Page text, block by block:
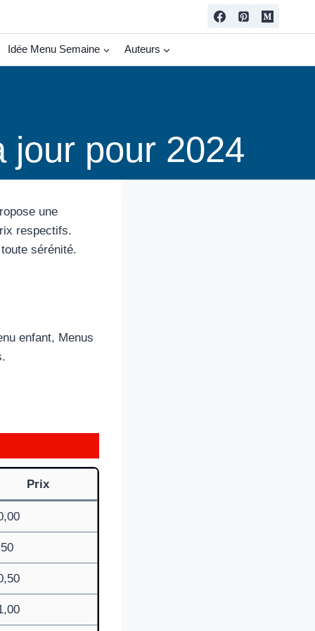
Idée Menu Semaine Auteurs
jour pour 2024
une
respectifs.
sérénité.
enfant, Menus
Prix